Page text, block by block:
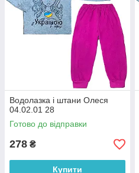
під час
Водолазка і штани Олеся
04.02.01 28
Готово до відправки
278 ₴
Купити